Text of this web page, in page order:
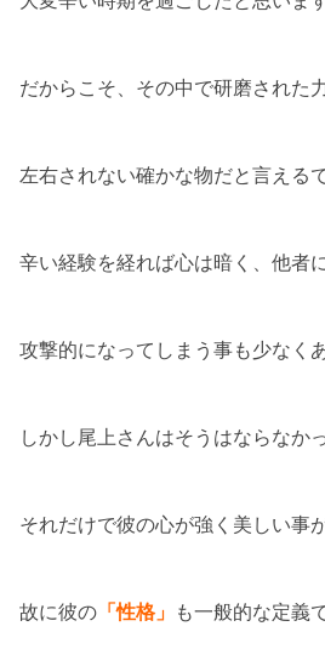
だからこそ、その中で研磨された
左右されない確かな物だと言える
辛い経験を経れば心は暗く、他者
攻撃的になってしまう事も少なく
しかし尾上さんはそうはならなかっ
それだけで彼の心が強く美しい事
故に彼の 「性格」 も一般的な定義